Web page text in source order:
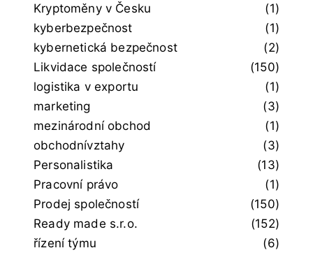
Kryptoměny v Česku
(1)
kyberbezpečnost
(1)
kybernetická bezpečnost
(2)
Likvidace společností
(150)
logistika v exportu
(1)
marketing
(3)
mezinárodní obchod
(1)
obchodnívztahy
(3)
Personalistika
(13)
Pracovní právo
(1)
Prodej společností
(150)
Ready made s.r.o.
(152)
řízení týmu
(6)